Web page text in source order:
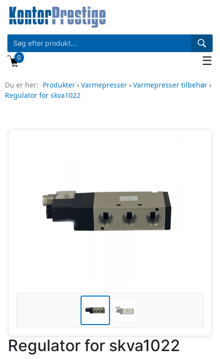
0 ☰
Du er her: Produkter › Varmepresser › Varmepresser tilbehør ›
Regulator for skva1022
Regulator for skva1022